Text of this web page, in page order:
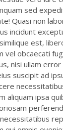
sed
Quasi non
incidunt
est,
vel obcaecati
nisi ullam
suscipit ad
aliquam ipsa